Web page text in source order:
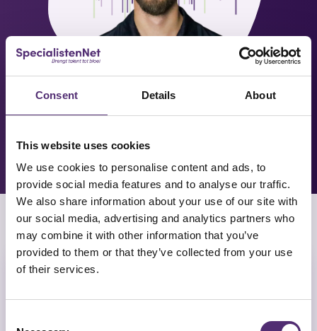
Consent Details About
This website uses cookies
We use cookies to personalise content and ads, to
provide social media features and to analyse our traffic.
We also share information about your use of our site with
our social media, advertising and analytics partners who
may combine it with other information that you’ve
provided to them or that they’ve collected from your use
of their services.
LUISTER DE PODCAST VIA
SOUNDCLOUD
LUISTER DE PODCAST
BEKIJK OOK: